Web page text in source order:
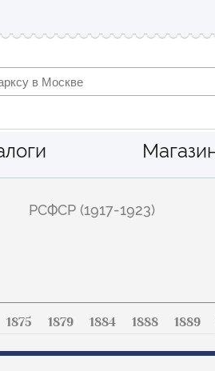
РСФСР (1917-1923)
1875 1879 1884 1888 1889